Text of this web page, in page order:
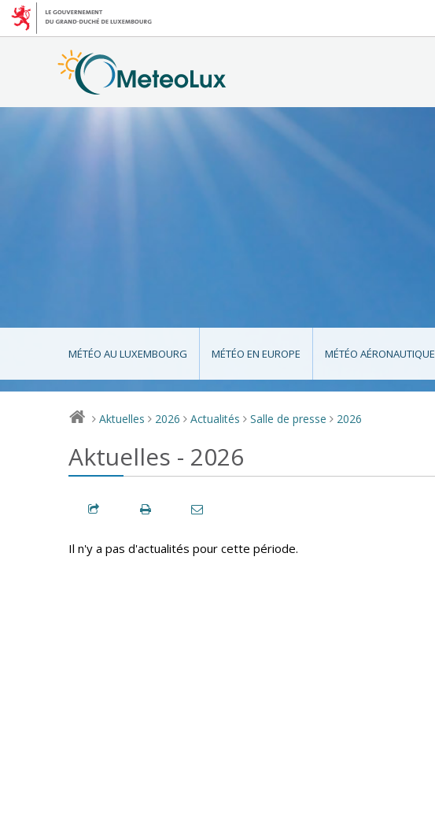
MÉTÉO AU LUXEMBOURG MÉTÉO EN EUROPE MÉTÉO AÉRONAUTIQUE
> Aktuelles > 2026 > Actualités > Salle de presse > 2026
Aktuelles - 2026
Il n'y a pas d'actualités pour cette période.